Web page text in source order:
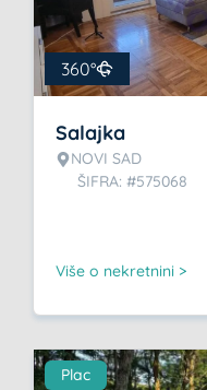
360°
Salajka
NOVI SAD
ŠIFRA: #575068
Više o nekretnini >
Plac